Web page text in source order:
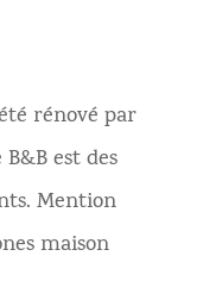
rénové par
est des
Mention
maison